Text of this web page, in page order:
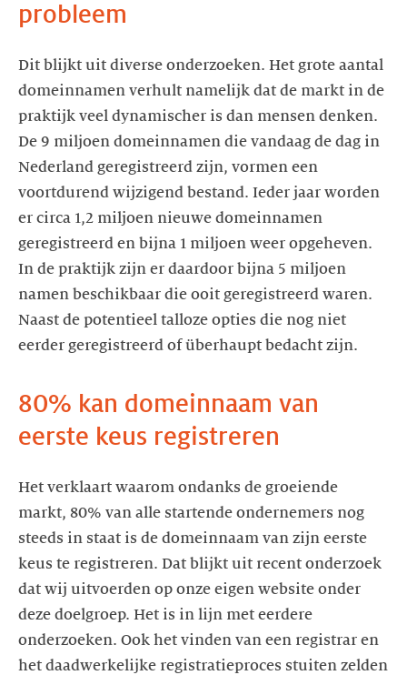
probleem
Dit blijkt uit diverse onderzoeken. Het grote aantal
domeinnamen verhult namelijk dat de markt in de
praktijk veel dynamischer is dan mensen denken.
De 9 miljoen domeinnamen die vandaag de dag in
Nederland geregistreerd zijn, vormen een
voortdurend wijzigend bestand. Ieder jaar worden
er circa 1,2 miljoen nieuwe domeinnamen
geregistreerd en bijna 1 miljoen weer opgeheven.
In de praktijk zijn er daardoor bijna 5 miljoen
namen beschikbaar die ooit geregistreerd waren.
Naast de potentieel talloze opties die nog niet
eerder geregistreerd of überhaupt bedacht zijn.
80% kan domeinnaam van
eerste keus registreren
Het verklaart waarom ondanks de groeiende
markt, 80% van alle startende ondernemers nog
steeds in staat is de domeinnaam van zijn eerste
keus te registreren. Dat blijkt uit recent onderzoek
dat wij uitvoerden op onze eigen website onder
deze doelgroep. Het is in lijn met eerdere
onderzoeken. Ook het vinden van een registrar en
het daadwerkelijke registratieproces stuiten zelden